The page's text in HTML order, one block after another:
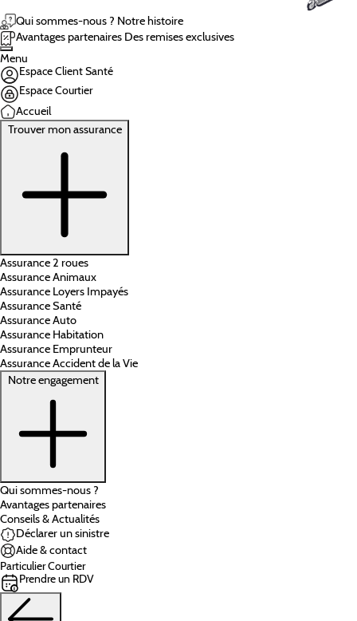
Qui sommes-nous ? Notre histoire
Avantages partenaires Des remises exclusives
Menu
Espace Client Santé
Espace Courtier
Accueil
Trouver mon assurance
Assurance 2 roues
Assurance Animaux
Assurance Loyers Impayés
Assurance Santé
Assurance Auto
Assurance Habitation
Assurance Emprunteur
Assurance Accident de la Vie
Notre engagement
Qui sommes-nous ?
Avantages partenaires
Conseils & Actualités
Déclarer un sinistre
Aide & contact
ParticulierCourtier
Prendre un RDV